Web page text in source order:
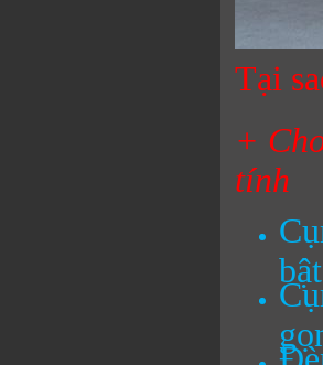
Tại
+
tính